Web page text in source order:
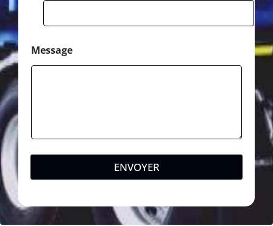
Message
ENVOYER